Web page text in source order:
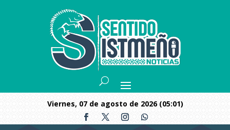
viernes, 07 de agosto de 2026 (05:01)